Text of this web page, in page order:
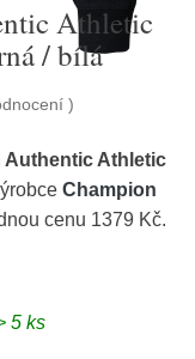
Athletic
/ bílá
)
Authentic Athletic
Champion
cenu 1379 Kč.
5 ks